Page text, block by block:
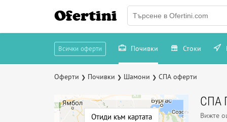
Ofertini
Всички оферти Почивки Стоки
Оферти ❯ Почивки ❯ Шамони ❯ СПА оферти
Отиди към картата
СПА
Вижте